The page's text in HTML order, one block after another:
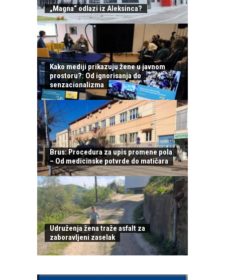
„Magna“ odlazi iz Aleksinca?
Kako mediji prikazuju žene u javnom
prostoru?: Od ignorisanja do
senzacionalizma
Brus: Procedura za upis promene pola
– Od medicinske potvrde do matičara
Udruženja žena traže asfalt za
zaboravljeni zaselak